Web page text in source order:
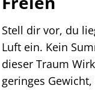
Stell dir vor, du
Luft ein. Kein
dieser Traum
geringes